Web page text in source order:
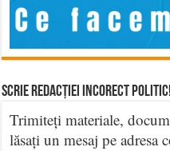
Scrie Redacției Incorect Politic!
Trimiteți materiale,
lăsați un mesaj pe